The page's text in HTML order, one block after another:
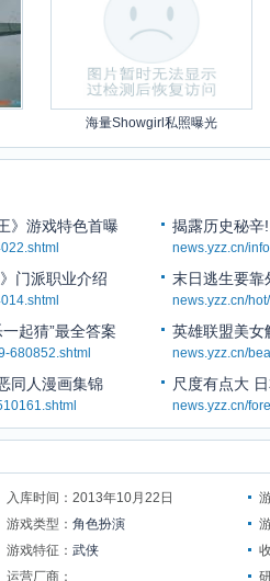
海量Showgirl私照曝光
》游戏特色首曝 揭露历史秘辛
news.yzz.cn/
门派职业介绍 末日逃生要靠
news.yzz.cn/
起猜”最全答案
680852.shtml
英雄联盟美女
news.yzz.cn/
同人漫画集锦 尺度有点大
news.yzz.cn/
入库时间：2013年10月22日
游戏类型： 角色扮演
游戏特征： 武侠
运营厂商：